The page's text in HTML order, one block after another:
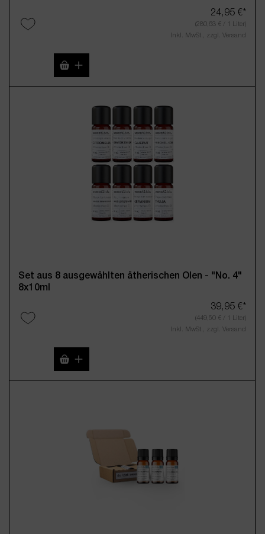
24,95 €*
(280,63 € / 1 Liter)
Inkl. MwSt., zzgl. Versand
Produkt Anzahl: Gib den gewünschten
Set aus 8 ausgewählten ätherischen Ölen - "No. 4"
8x10ml
39,95 €*
(449,50 € / 1 Liter)
Inkl. MwSt., zzgl. Versand
Produkt Anzahl: Gib den gewünschten